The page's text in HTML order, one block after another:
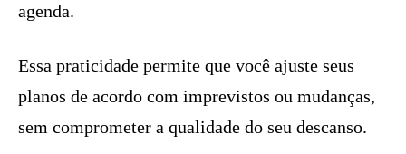
agenda.
Essa praticidade permite que você ajuste seus
planos de acordo com imprevistos ou mudanças,
sem comprometer a qualidade do seu descanso.